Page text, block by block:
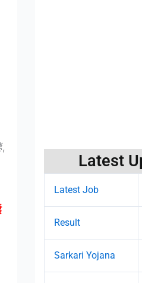
Latest
Latest Job
Result
Sarkari Yojana